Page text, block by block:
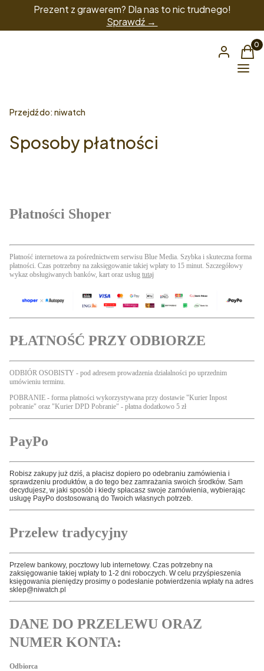
Prezent z grawerem? Dla nas to nic trudnego!
Sprawdź →
Zaloguj się
Menu
Przejdź do: niwatch
Sposoby płatności
Płatności Shoper
Płatność internetowa za pośrednictwem serwisu Blue Media. Szybka i skuteczna forma
płatności. Czas potrzebny na zaksięgowanie takiej wpłaty to 15 minut. Szczegółowy
wykaz obsługiwanych banków, kart oraz usług tutaj
PŁATNOŚĆ PRZY ODBIORZE
ODBIÓR OSOBISTY - pod adresem prowadzenia działalności po uprzednim
umówieniu terminu.
POBRANIE - forma płatności wykorzystywana przy dostawie "Kurier Inpost
pobranie" oraz "Kurier DPD Pobranie" - płatna dodatkowo 5 zł
PayPo
Robisz zakupy już dziś, a płacisz dopiero po odebraniu zamówienia i
sprawdzeniu produktów, a do tego bez zamrażania swoich środków. Sam
decydujesz, w jaki sposób i kiedy spłacasz swoje zamówienia, wybierając
usługę PayPo dostosowaną do Twoich własnych potrzeb.
Przelew tradycyjny
Przelew bankowy, pocztowy lub internetowy. Czas potrzebny na
zaksięgowanie takiej wpłaty to 1-2 dni roboczych. W celu przyśpieszenia
księgowania pieniędzy prosimy o podesłanie potwierdzenia wpłaty na adres
sklep@niwatch.pl
DANE DO PRZELEWU ORAZ
NUMER KONTA:
Odbiorca